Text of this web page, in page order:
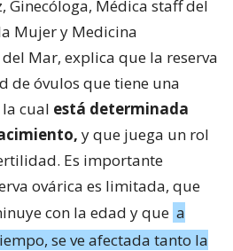
Ginecóloga, Médica staff del
Mujer y Medicina
Mar, explica que la reserva
de óvulos que tiene una
cual está determinada
y que juega un rol
Es importante
ovárica es limitada, que
con la edad y que a
se ve afectada tanto la